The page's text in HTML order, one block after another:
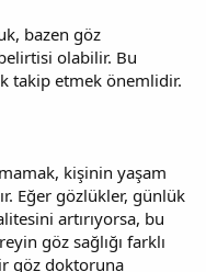
bazen göz
olabilir. Bu
takip etmek önemlidir.
kişinin yaşam
Eğer gözlükler, günlük
artırıyorsa, bu
göz sağlığı farklı
göz doktoruna